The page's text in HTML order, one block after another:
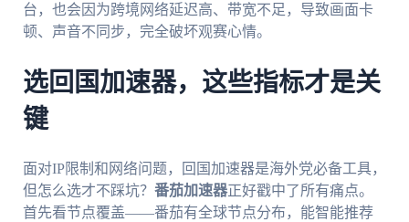
台，也会因为跨境网络延迟高、带宽不足，导致画面卡
顿、声音不同步，完全破坏观赛心情。
选回国加速器，这些指标才是关
键
面对IP限制和网络问题，回国加速器是海外党必备工具，
但怎么选才不踩坑？ 番茄加速器正好戳中了所有痛点。
首先看节点覆盖——番茄有全球节点分布，能智能推荐